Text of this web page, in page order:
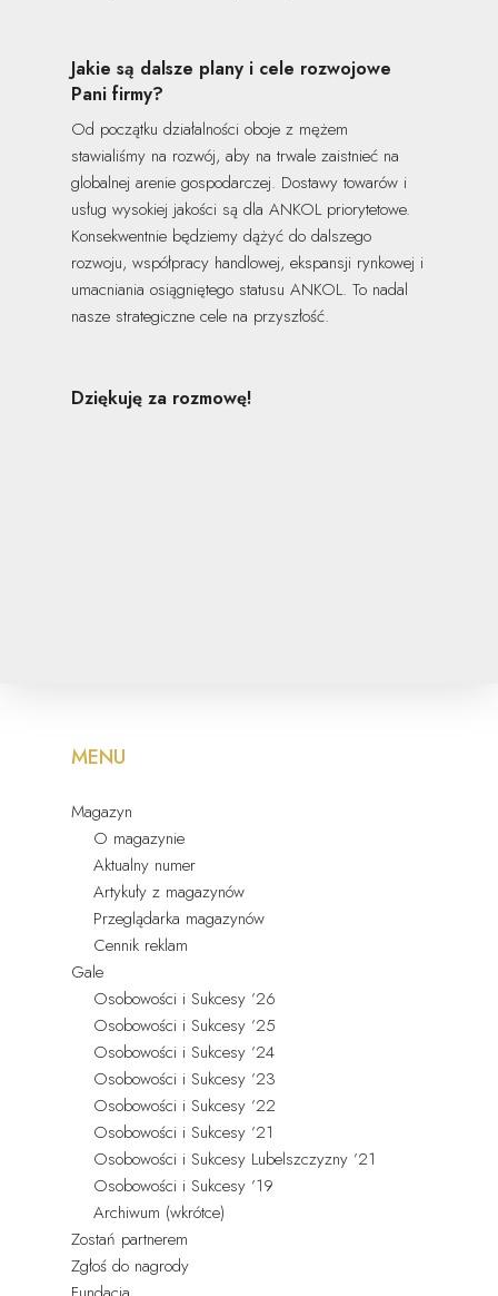
Jakie są dalsze plany i cele rozwojowe
Pani firmy?
Od początku działalności oboje z mężem
stawialiśmy na rozwój, aby na trwale zaistnieć na
globalnej arenie gospodarczej. Dostawy towarów i
usług wysokiej jakości są dla ANKOL priorytetowe.
Konsekwentnie będziemy dążyć do dalszego
rozwoju, współpracy handlowej, ekspansji rynkowej i
umacniania osiągniętego statusu ANKOL. To nadal
nasze strategiczne cele na przyszłość.
Dziękuję za rozmowę!
MENU
Magazyn
O magazynie
Aktualny numer
Artykuły z magazynów
Przeglądarka magazynów
Cennik reklam
Gale
Osobowości i Sukcesy ’26
Osobowości i Sukcesy ’25
Osobowości i Sukcesy ’24
Osobowości i Sukcesy ’23
Osobowości i Sukcesy ’22
Osobowości i Sukcesy ’21
Osobowości i Sukcesy Lubelszczyzny ’21
Osobowości i Sukcesy ’19
Archiwum (wkrótce)
Zostań partnerem
Zgłoś do nagrody